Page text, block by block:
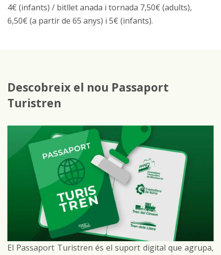
4€ (infants) / bitllet anada i tornada 7,50€ (adults),
6,50€ (a partir de 65 anys) i 5€ (infants).
Descobreix el nou Passaport
Turistren
El Passaport Turistren és el suport digital que agrupa,